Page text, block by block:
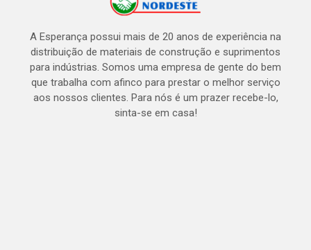
A Esperança possui mais de 20 anos de experiência na
distribuição de materiais de construção e suprimentos
para indústrias. Somos uma empresa de gente do bem
que trabalha com afinco para prestar o melhor serviço
aos nossos clientes. Para nós é um prazer recebe-lo,
sinta-se em casa!